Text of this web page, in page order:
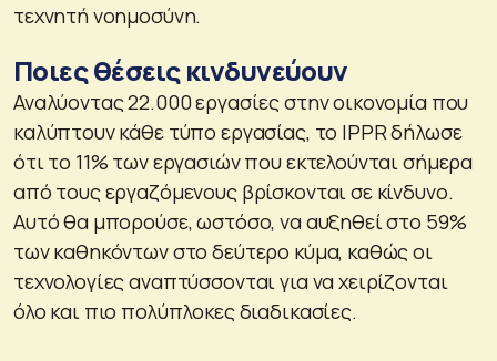
τεχνητή νοημοσύνη.
Ποιες θέσεις κινδυνεύουν
Αναλύοντας 22.000 εργασίες στην οικονομία που
καλύπτουν κάθε τύπο εργασίας, το IPPR δήλωσε
ότι το 11% των εργασιών που εκτελούνται σήμερα
από τους εργαζόμενους βρίσκονται σε κίνδυνο.
Αυτό θα μπορούσε, ωστόσο, να αυξηθεί στο 59%
των καθηκόντων στο δεύτερο κύμα, καθώς οι
τεχνολογίες αναπτύσσονται για να χειρίζονται
όλο και πιο πολύπλοκες διαδικασίες.